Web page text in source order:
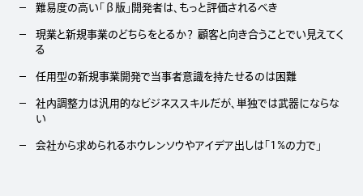
難易度の高い「β版」開発者は、もっと評価されるべき
現業と新規事業のどちらをとるか？ 顧客と向き合うことでい見えてく
る
任用型の新規事業開発で当事者意識を持たせるのは困難
社内調整力は汎用的なビジネススキルだが、単独では武器にならな
い
会社から求められるホウレンソウやアイデア出しは「1%の力で」